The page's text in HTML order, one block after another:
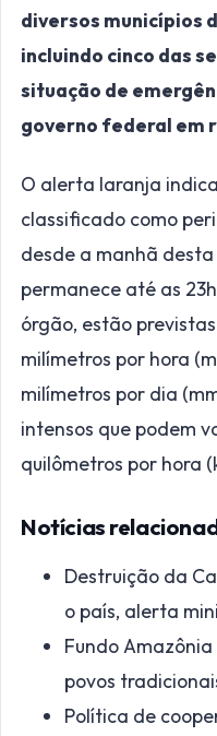
diversos municípios
incluindo cinco das
situação de
governo federal em
O alerta laranja
classificado como
desde a manhã
permanece até as
órgão, estão
milímetros por hora
milímetros por dia
intensos que podem
quilômetros por hora
Notícias
Destruição da
o país, alerta
Fundo
povos
Política de